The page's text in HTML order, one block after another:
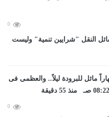
0
النقل "شرايين تنمية" وليست
0